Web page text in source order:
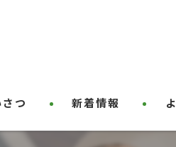
つ 新着情報